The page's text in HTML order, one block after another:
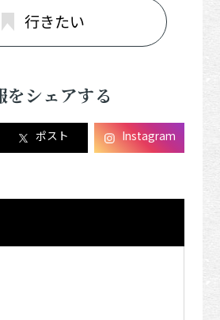
行きたい
をシェアする
ポスト Instagram